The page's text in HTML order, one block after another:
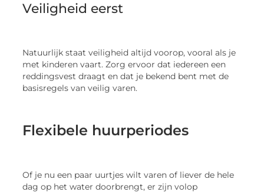
Veiligheid eerst
Natuurlijk staat veiligheid altijd voorop, vooral als je
met kinderen vaart. Zorg ervoor dat iedereen een
reddingsvest draagt en dat je bekend bent met de
basisregels van veilig varen.
Flexibele huurperiodes
Of je nu een paar uurtjes wilt varen of liever de hele
dag op het water doorbrengt, er zijn volop